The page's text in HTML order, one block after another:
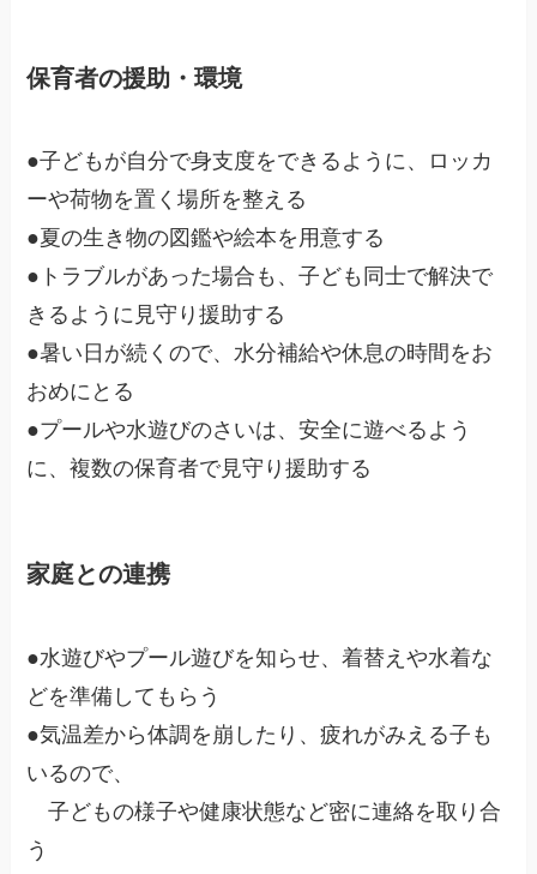
保育者の援助・環境
●子どもが自分で身支度をできるように、ロッカ
ーや荷物を置く場所を整える
●夏の生き物の図鑑や絵本を用意する
●トラブルがあった場合も、子ども同士で解決で
きるように見守り援助する
●暑い日が続くので、水分補給や休息の時間をお
おめにとる
●プールや水遊びのさいは、安全に遊べるよう
に、複数の保育者で見守り援助する
家庭との連携
●水遊びやプール遊びを知らせ、着替えや水着な
どを準備してもらう
●気温差から体調を崩したり、疲れがみえる子も
いるので、
子どもの様子や健康状態など密に連絡を取り合
う